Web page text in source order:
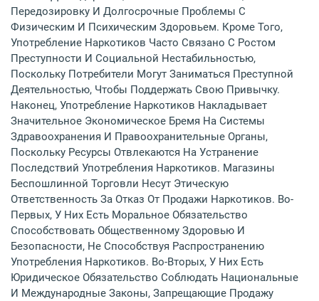
Передозировку И Долгосрочные Проблемы С
Физическим И Психическим Здоровьем. Кроме Того,
Употребление Наркотиков Часто Связано С Ростом
Преступности И Социальной Нестабильностью,
Поскольку Потребители Могут Заниматься Преступной
Деятельностью, Чтобы Поддержать Свою Привычку.
Наконец, Употребление Наркотиков Накладывает
Значительное Экономическое Бремя На Системы
Здравоохранения И Правоохранительные Органы,
Поскольку Ресурсы Отвлекаются На Устранение
Последствий Употребления Наркотиков. Магазины
Беспошлинной Торговли Несут Этическую
Ответственность За Отказ От Продажи Наркотиков. Во-
Первых, У Них Есть Моральное Обязательство
Способствовать Общественному Здоровью И
Безопасности, Не Способствуя Распространению
Употребления Наркотиков. Во-Вторых, У Них Есть
Юридическое Обязательство Соблюдать Национальные
И Международные Законы, Запрещающие Продажу